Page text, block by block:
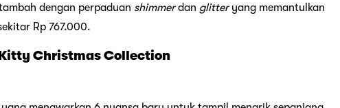
dengan perpaduan shimmerdan glitteryang memantulkan
Rp 767.000.
Kitty Christmas Collection